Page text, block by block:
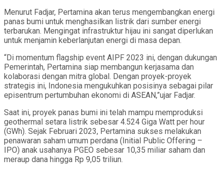
Menurut Fadjar, Pertamina akan terus mengembangkan energi
panas bumi untuk menghasilkan listrik dari sumber energi
terbarukan. Mengingat infrastruktur hijau ini sangat diperlukan
untuk menjamin keberlanjutan energi di masa depan.
“Di momentum flagship event AIPF 2023 ini, dengan dukungan
Pemerintah, Pertamina siap membangun kerjasama dan
kolaborasi dengan mitra global. Dengan proyek-proyek
strategis ini, Indonesia mengukuhkan posisinya sebagai pilar
episentrum pertumbuhan ekonomi di ASEAN,”ujar Fadjar.
Saat ini, proyek panas bumi ini telah mampu memproduksi
geothermal setara listrik sebesar 4.524 Giga Watt per hour
(GWh). Sejak Februari 2023, Pertamina sukses melakukan
penawaran saham umum perdana (Initial Public Offering –
IPO) anak usahanya PGEO sebesar 10,35 miliar saham dan
meraup dana hingga Rp 9,05 triliun.